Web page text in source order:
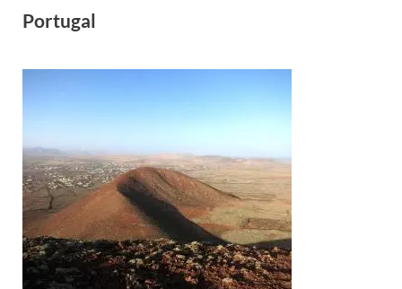
Subida al volcán Calderón Hondo: ruta
fácil en Fuerteventura